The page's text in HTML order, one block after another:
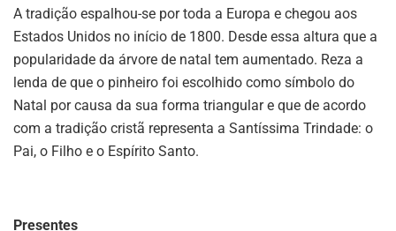
A tradição espalhou-se por toda a Europa e chegou aos
Estados Unidos no início de 1800. Desde essa altura que a
popularidade da árvore de natal tem aumentado. Reza a
lenda de que o pinheiro foi escolhido como símbolo do
Natal por causa da sua forma triangular e que de acordo
com a tradição cristã representa a Santíssima Trindade: o
Pai, o Filho e o Espírito Santo.
Presentes